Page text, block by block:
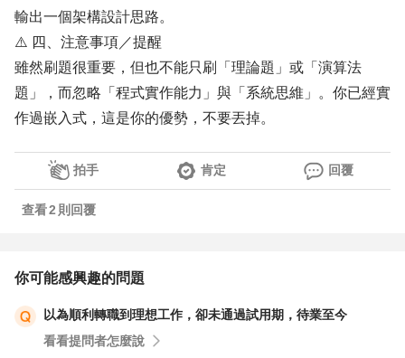
輸出一個架構設計思路。
⚠️ 四、注意事項／提醒
雖然刷題很重要，但也不能只刷「理論題」或「演算法
題」，而忽略「程式實作能力」與「系統思維」。你已經實
作過嵌入式，這是你的優勢，不要丟掉。
拍手 肯定 回覆
查看2 則回覆
你可能感興趣的問題
以為順利轉職到理想工作，卻未通過試用期，待業至今
看看提問者怎麼說